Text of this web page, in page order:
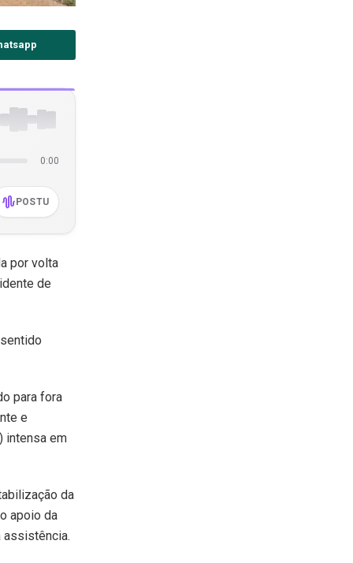
0:00
POSTU
por volta
de
para fora
e
intensa em
da
apoio da
assistência.